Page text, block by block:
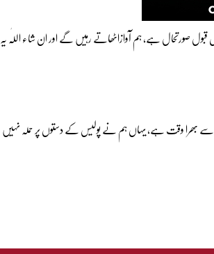
صورتحال ہے، ہم آوازاٹھاتے رہیں گے اور ان شاء اللّٰہ یہ
سے بھرا وقت ہے، یہاں ہم نے پولیس کے دستوں پر حملہ نہیں